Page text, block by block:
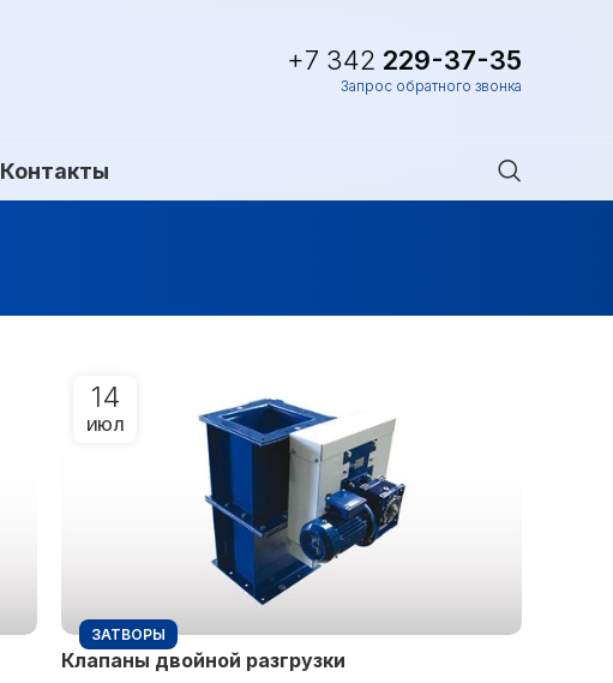
+7 342 229-37-35
Запрос обратного звонка
Контакты
14
ИЮЛ
ЗАТВОРЫ
Клапаны двойной разгрузки